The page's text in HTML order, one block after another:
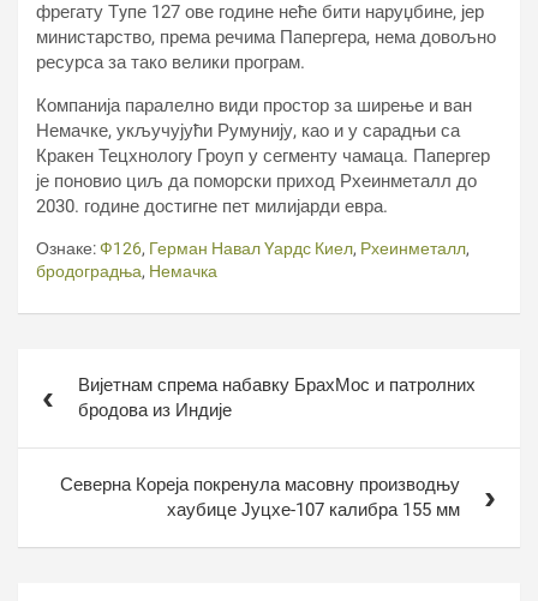
фрегату Тyпе 127 ове године неће бити наруџбине, јер
министарство, према речима Папергера, нема довољно
ресурса за тако велики програм.
Компанија паралелно види простор за ширење и ван
Немачке, укључујући Румунију, као и у сарадњи са
Кракен Тецхнологy Гроуп у сегменту чамаца. Папергер
је поновио циљ да поморски приход Рхеинметалл до
2030. године достигне пет милијарди евра.
Ознаке:Ф126, Герман Навал Yардс Киел, Рхеинметалл,
бродоградња, Немачка
чланкаВијетнам спрема набавку БрахМос и патролних
бродова из Индије
Северна Кореја покренула масовну производњу
хаубице Јуцхе-107 калибра 155 мм